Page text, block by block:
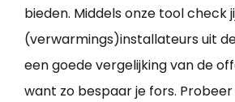
bieden. Middels onze tool check
(verwarmings)installateurs uit
een goede vergelijking van de
want zo bespaar je fors.